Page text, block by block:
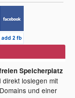
Speicherplatz
direkt loslegen mit
und einer